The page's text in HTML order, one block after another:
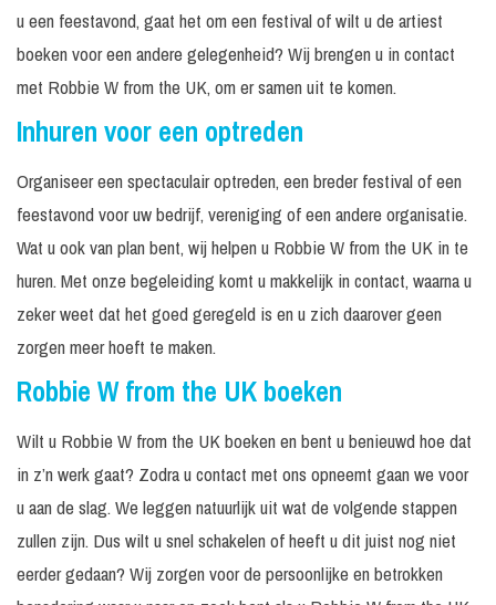
u een feestavond, gaat het om een festival of wilt u de artiest
boeken voor een andere gelegenheid? Wij brengen u in contact
met Robbie W from the UK, om er samen uit te komen.
Inhuren voor een optreden
Organiseer een spectaculair optreden, een breder festival of een
feestavond voor uw bedrijf, vereniging of een andere organisatie.
Wat u ook van plan bent, wij helpen u Robbie W from the UK in te
huren. Met onze begeleiding komt u makkelijk in contact, waarna u
zeker weet dat het goed geregeld is en u zich daarover geen
zorgen meer hoeft te maken.
Robbie W from the UK boeken
Wilt u Robbie W from the UK boeken en bent u benieuwd hoe dat
in z’n werk gaat? Zodra u contact met ons opneemt gaan we voor
u aan de slag. We leggen natuurlijk uit wat de volgende stappen
zullen zijn. Dus wilt u snel schakelen of heeft u dit juist nog niet
eerder gedaan? Wij zorgen voor de persoonlijke en betrokken